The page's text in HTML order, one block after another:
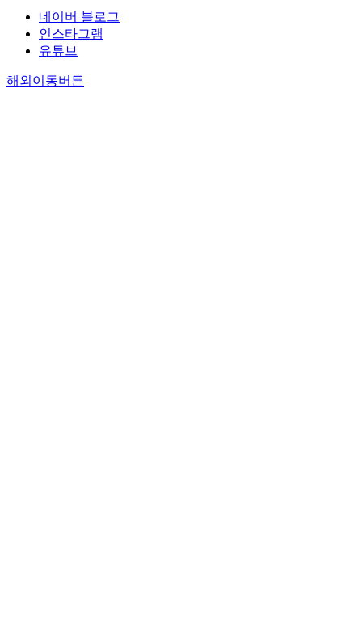
네이버 블로그
인스타그램
유튜브
해외이동버튼